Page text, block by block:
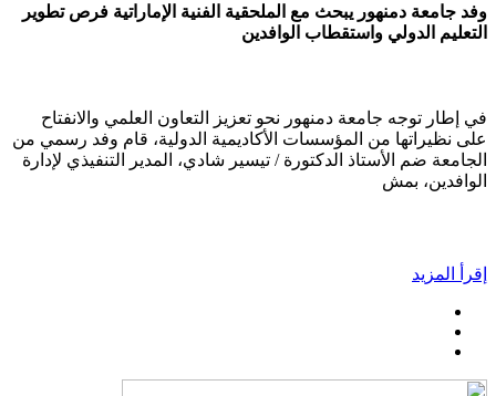
وفد جامعة دمنهور يبحث مع الملحقية الفنية الإماراتية فرص تطوير
التعليم الدولي واستقطاب الوافدين
في إطار توجه جامعة دمنهور نحو تعزيز التعاون العلمي والانفتاح
على نظيراتها من المؤسسات الأكاديمية الدولية، قام وفد رسمي من
الجامعة ضم الأستاذ الدكتورة / تيسير شادي، المدير التنفيذي لإدارة
الوافدين، بمش
إقرأ المزيد